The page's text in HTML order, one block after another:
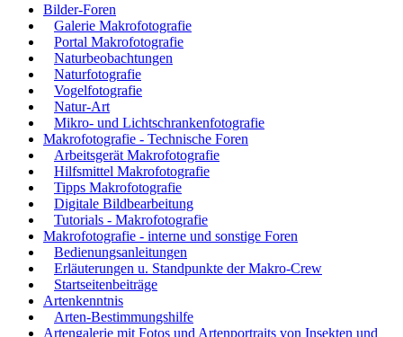
Bilder-Foren
Galerie Makrofotografie
Portal Makrofotografie
Naturbeobachtungen
Naturfotografie
Vogelfotografie
Natur-Art
Mikro- und Lichtschrankenfotografie
Makrofotografie - Technische Foren
Arbeitsgerät Makrofotografie
Hilfsmittel Makrofotografie
Tipps Makrofotografie
Digitale Bildbearbeitung
Tutorials - Makrofotografie
Makrofotografie - interne und sonstige Foren
Bedienungsanleitungen
Erläuterungen u. Standpunkte der Makro-Crew
Startseitenbeiträge
Artenkenntnis
Arten-Bestimmungshilfe
Artengalerie mit Fotos und Artenportraits von Insekten und